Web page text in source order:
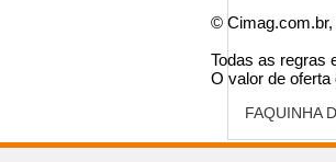
FAQUINHA
© Cimag.com.br,
Todas as regras
O valor de oferta